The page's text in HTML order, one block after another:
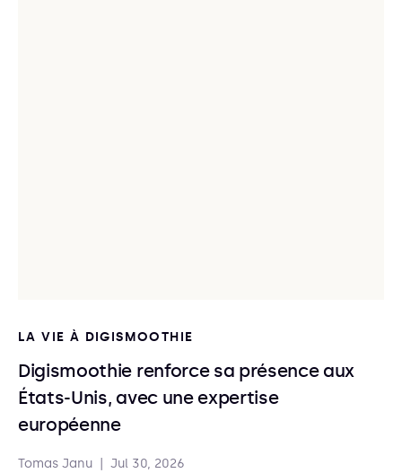
LA VIE À DIGISMOOTHIE
Digismoothie renforce sa présence aux
États-Unis, avec une expertise
européenne
Tomas Janu Jul 30, 2026